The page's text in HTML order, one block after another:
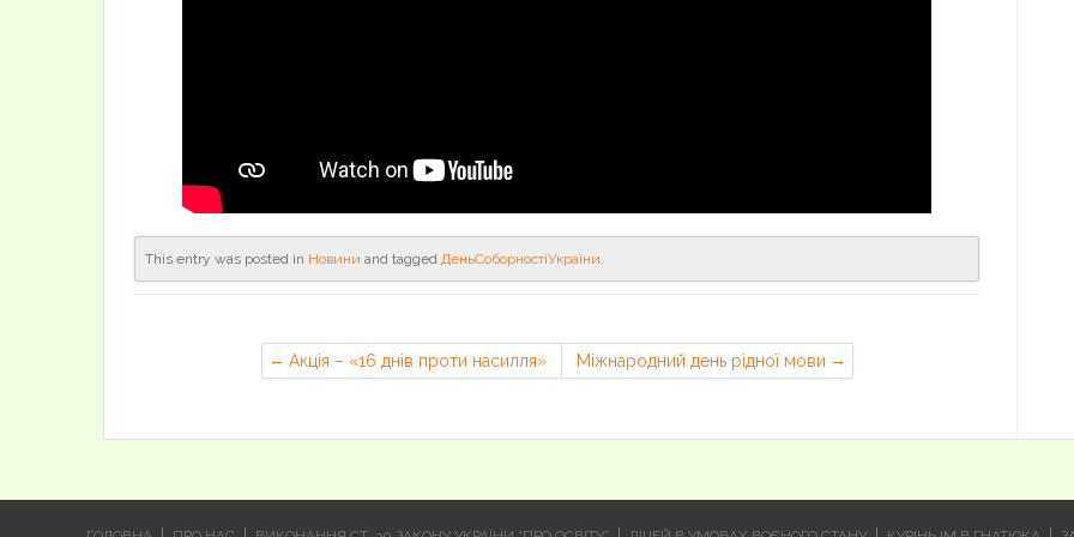
This entry was posted in Новини and tagged ДеньСоборностіУкраїни.
Акція – «16 днів проти насилля» Міжнародний день рідної мови